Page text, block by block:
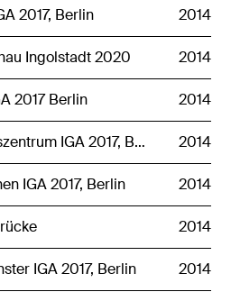
2017, Berlin 2014
Ingolstadt 2020 2014
2017 Berlin 2014
UBZ — Umweltbildungszentrum IGA 2017, Berlin 2014
IGA 2017, Berlin 2014
2014
IGA 2017, Berlin 2014